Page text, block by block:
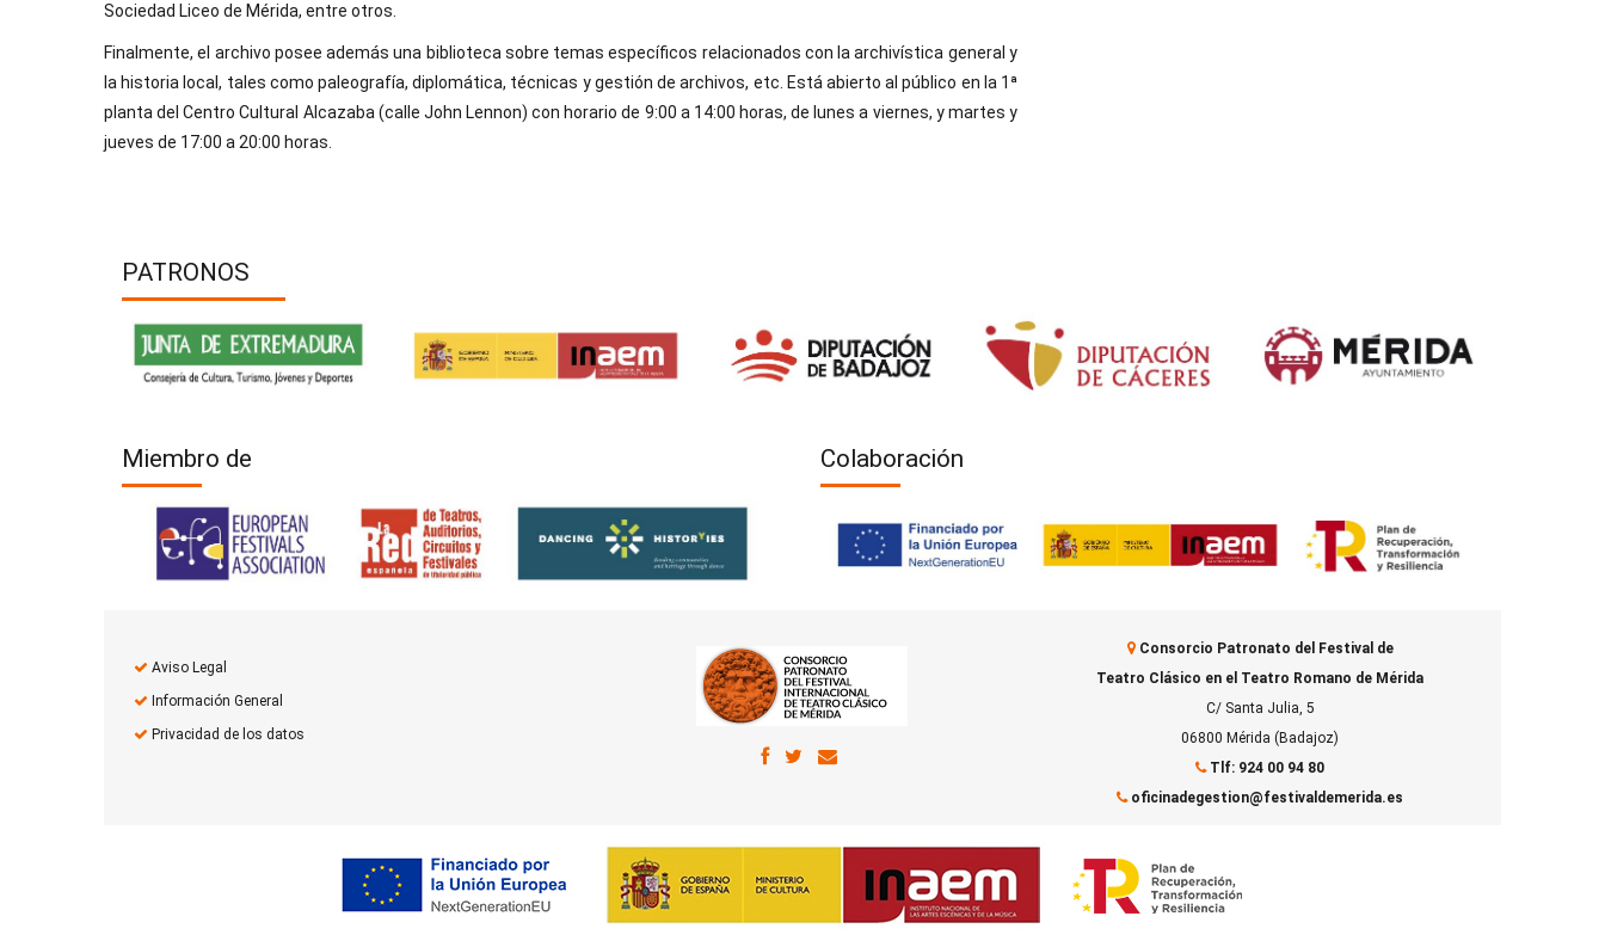
Sociedad Liceo de Mérida, entre otros.
Finalmente, el archivo posee además una biblioteca sobre temas específicos relacionados con la archivística general y
la historia local, tales como paleografía, diplomática, técnicas y gestión de archivos, etc. Está abierto al público en la 1ª
planta del Centro Cultural Alcazaba (calle John Lennon) con horario de 9:00 a 14:00 horas, de lunes a viernes, y martes y
jueves de 17:00 a 20:00 horas.
PATRONOS
Miembro de Colaboración
Aviso Legal
Información General
Privacidad de los datos
Consorcio Patronato del Festival de
Teatro Clásico en el Teatro Romano de Mérida
C/ Santa Julia, 5
06800 Mérida (Badajoz)
Tlf: 924 00 94 80
oficinadegestion@festivaldemerida.es